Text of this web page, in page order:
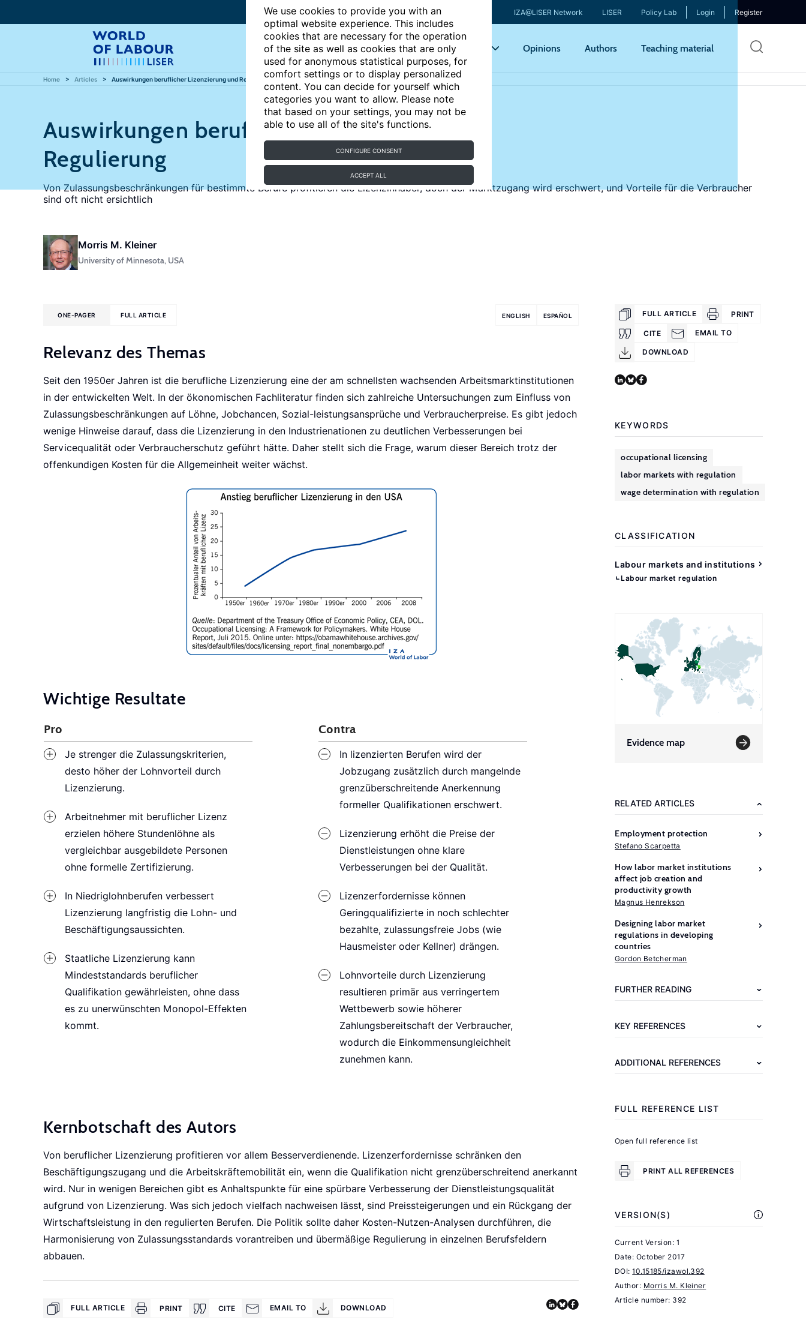
We use cookies to provide you with an
optimal website experience. This includes
cookies that are necessary for the operation
of the site as well as cookies that are only
used for anonymous statistical purposes, for
comfort settings or to display personalized
content. You can decide for yourself which
categories you want to allow. Please note
that based on your settings, you may not be
able to use all of the site's functions.
CONFIGURE CONSENT
ACCEPT ALL
IZA@LISER Network LISER Policy Lab Login Register
Articles Key topics Opinions Authors Teaching material
Home Articles Auswirkungen beruflicher Lizenzierung und Regulierung
Auswirkungen beruflicher Lizenzierung und
Regulierung
Von Zulassungsbeschränkungen für bestimmte Berufe profitieren die Lizenzinhaber, doch der Marktzugang wird erschwert, und Vorteile für die Verbraucher
sind oft nicht ersichtlich
Morris M. Kleiner
University of Minnesota, USA
ENGLISH ESPAÑOL
ONE-PAGER FULL ARTICLE
Relevanz des Themas
Seit den 1950er Jahren ist die berufliche Lizenzierung eine der am schnellsten wachsenden Arbeitsmarktinstitutionen
in der entwickelten Welt. In der ökonomischen Fachliteratur finden sich zahlreiche Untersuchungen zum Einfluss von
Zulassungsbeschränkungen auf Löhne, Jobchancen, Sozial-leistungsansprüche und Verbraucherpreise. Es gibt jedoch
wenige Hinweise darauf, dass die Lizenzierung in den Industrienationen zu deutlichen Verbesserungen bei
Servicequalität oder Verbraucherschutz geführt hätte. Daher stellt sich die Frage, warum dieser Bereich trotz der
offenkundigen Kosten für die Allgemeinheit weiter wächst.
Wichtige Resultate
Pro
Je strenger die Zulassungskriterien,
desto höher der Lohnvorteil durch
Lizenzierung.
Arbeitnehmer mit beruflicher Lizenz
erzielen höhere Stundenlöhne als
vergleichbar ausgebildete Personen
ohne formelle Zertifizierung.
In Niedriglohnberufen verbessert
Lizenzierung langfristig die Lohn- und
Beschäftigungsaussichten.
Staatliche Lizenzierung kann
Mindeststandards beruflicher
Qualifikation gewährleisten, ohne dass
es zu unerwünschten Monopol-Effekten
kommt.
Contra
In lizenzierten Berufen wird der
Jobzugang zusätzlich durch mangelnde
grenzüberschreitende Anerkennung
formeller Qualifikationen erschwert.
Lizenzierung erhöht die Preise der
Dienstleistungen ohne klare
Verbesserungen bei der Qualität.
Lizenzerfordernisse können
Geringqualifizierte in noch schlechter
bezahlte, zulassungsfreie Jobs (wie
Hausmeister oder Kellner) drängen.
Lohnvorteile durch Lizenzierung
resultieren primär aus verringertem
Wettbewerb sowie höherer
Zahlungsbereitschaft der Verbraucher,
wodurch die Einkommensungleichheit
zunehmen kann.
Kernbotschaft des Autors
Von beruflicher Lizenzierung profitieren vor allem Besserverdienende. Lizenzerfordernisse schränken den
Beschäftigungszugang und die Arbeitskräftemobilität ein, wenn die Qualifikation nicht grenzüberschreitend anerkannt
wird. Nur in wenigen Bereichen gibt es Anhaltspunkte für eine spürbare Verbesserung der Dienstleistungsqualität
aufgrund von Lizenzierung. Was sich jedoch vielfach nachweisen lässt, sind Preissteigerungen und ein Rückgang der
Wirtschaftsleistung in den regulierten Berufen. Die Politik sollte daher Kosten-Nutzen-Analysen durchführen, die
Harmonisierung von Zulassungsstandards vorantreiben und übermäßige Regulierung in einzelnen Berufsfeldern
abbauen.
FULL ARTICLE PRINT CITE EMAIL TO DOWNLOAD
FULL ARTICLE PRINT
CITE EMAIL TO
DOWNLOAD
KEYWORDS
occupational licensing
labor markets with regulation
wage determination with regulation
CLASSIFICATION
Labour markets and institutions
Labour market regulation
Evidence map
RELATED ARTICLES
Employment protection
Stefano Scarpetta
How labor market institutions
affect job creation and
productivity growth
Magnus Henrekson
Designing labor market
regulations in developing
countries
Gordon Betcherman
FURTHER READING
KEY REFERENCES
ADDITIONAL REFERENCES
Further
reading
Occupational
of
Kalamazoo,
Institute
2013.
Kleiner,
FULL REFERENCE LIST
Open full reference list
PRINT ALL REFERENCES
VERSION(S)
Current Version: 1
Date: October 2017
DOI: 10.15185/izawol.392
Author: Morris M. Kleiner
Article number: 392